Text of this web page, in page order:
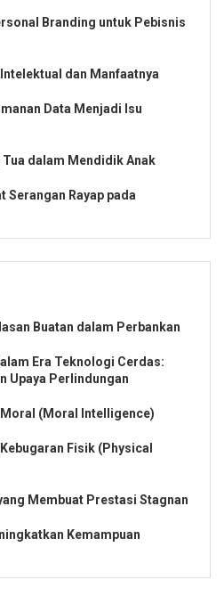
Branding untuk Pebisnis
dan Manfaatnya
Data Menjadi Isu
Tua dalam Mendidik Anak
Serangan Rayap pada
Buatan dalam Perbankan
Era Teknologi Cerdas:
Upaya Perlindungan
(Moral Intelligence)
Fisik (Physical
Membuat Prestasi Stagnan
Kemampuan